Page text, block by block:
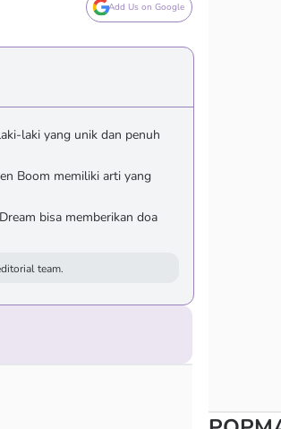
Add Us on Google
laki yang unik dan penuh
Boom memiliki arti yang
bisa memberikan doa
team.